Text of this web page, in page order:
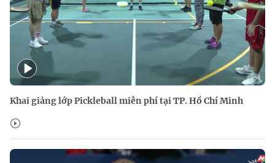
Khai giảng lớp Pickleball miễn phí tại TP. Hồ Chí Minh